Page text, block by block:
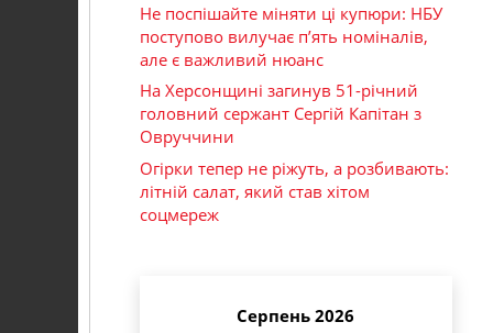
Не поспішайте міняти ці купюри: НБУ
поступово вилучає п’ять номіналів,
але є важливий нюанс
На Херсонщині загинув 51-річний
головний сержант Сергій Капітан з
Овруччини
Огірки тепер не ріжуть, а розбивають:
літній салат, який став хітом
соцмереж
Серпень 2026